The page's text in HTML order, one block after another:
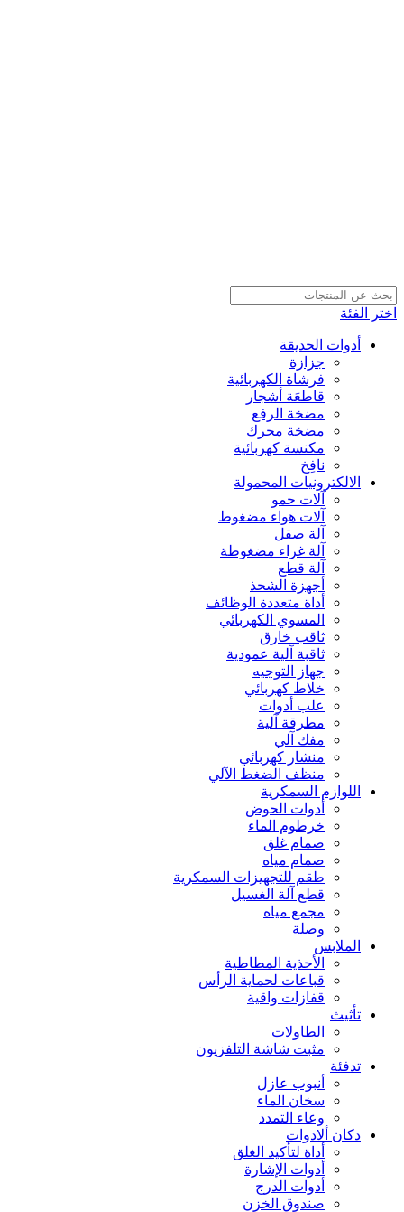
اختر الفئة
أدوات الحديقة
جزازة
فرشاة الكهربائية
قاطعَة أشجار
مضخة الرفع
مضخة محرك
مكنسة كهربائية
نافِخ
الالكترونيات المحمولة
آلات حمو
آلات هواء مضغوط
آلة صقل
آلة غراء مضغوطة
آلة قطع
أجهزة الشحذ
أداة متعددة الوظائف
المسوي الكهربائي
ثاقب خارق
ثاقبة آلية عمودية
جهاز التوجيه
خلاط كهربائي
علب أدوات
مطرقة آلية
مفك آلي
منشار كهربائي
منظف الضغط الآلي
اللوازم السمكرية
أدوات الحوض
خرطوم الماء
صمام غلق
صمام مياه
طقم للتجهيزات السمكرية
قطع آلة الغسيل
مجمع مياه
وصلة
الملابس
الأحذية المطاطية
قباعات لحماية الرأس
قفازات واقية
تأثيث
الطاولات
مثبت شاشة التلفزيون
تدفئة
أنبوب عازل
سخان الماء
وعاء التمدد
دكان ألادوات
أداة لتأكيد الغلق
أدوات الإشارة
أدوات الدرج
صندوق الخزن